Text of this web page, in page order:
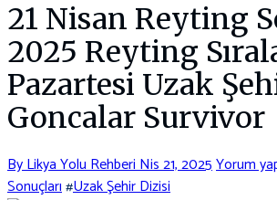
21 Nisan Reyting
2025 Reyting
Pazartesi Uzak
Goncalar Survivor
By Likya Yolu RehberiNis 21, 2025Yorum
Sonuçları#Uzak Şehir Dizisi